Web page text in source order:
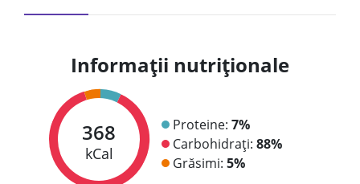
Informații nutriționale
368
kCal
Proteine: 7%
Carbohidrați: 88%
Grăsimi: 5%